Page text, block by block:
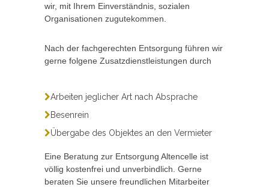
wir, mit Ihrem Einverständnis, sozialen
Organisationen zugutekommen.
Nach der fachgerechten Entsorgung führen wir
gerne folgene Zusatzdienstleistungen durch
Arbeiten jeglicher Art nach Absprache
Besenrein
Übergabe des Objektes an den Vermieter
Eine Beratung zur Entsorgung Altencelle ist
völlig kostenfrei und unverbindlich. Gerne
beraten Sie unsere freundlichen Mitarbeiter